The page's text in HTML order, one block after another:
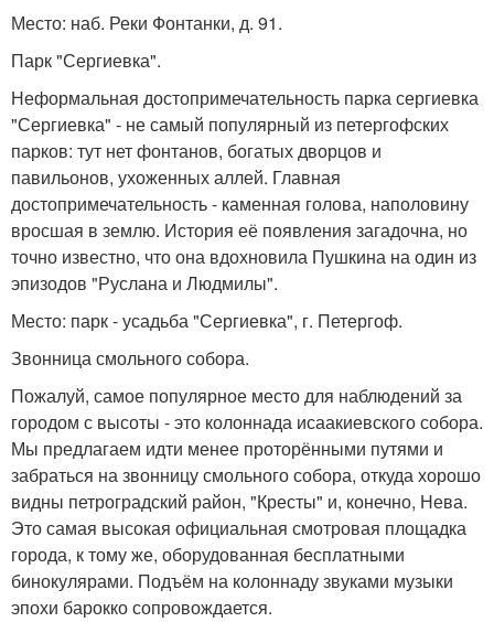
Место: наб. Реки Фонтанки, д. 91.
Парк "Сергиевка".
Неформальная достопримечательность парка сергиевка
"Сергиевка" - не самый популярный из петергофских
парков: тут нет фонтанов, богатых дворцов и
павильонов, ухоженных аллей. Главная
достопримечательность - каменная голова, наполовину
вросшая в землю. История её появления загадочна, но
точно известно, что она вдохновила Пушкина на один из
эпизодов "Руслана и Людмилы".
Место: парк - усадьба "Сергиевка", г. Петергоф.
Звонница смольного собора.
Пожалуй, самое популярное место для наблюдений за
городом с высоты - это колоннада исаакиевского собора.
Мы предлагаем идти менее проторёнными путями и
забраться на звонницу смольного собора, откуда хорошо
видны петроградский район, "Кресты" и, конечно, Нева.
Это самая высокая официальная смотровая площадка
города, к тому же, оборудованная бесплатными
бинокулярами. Подъём на колоннаду звуками музыки
эпохи барокко сопровождается.